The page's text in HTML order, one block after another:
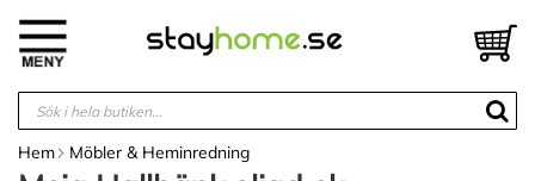
innehållet
Hem Möbler & Heminredning